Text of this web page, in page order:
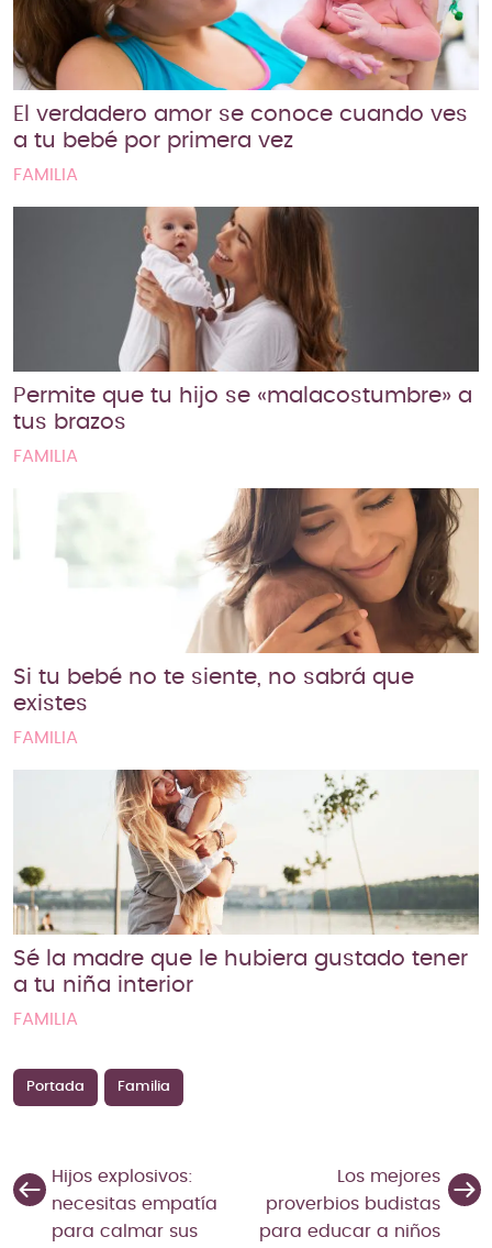
El verdadero amor se conoce cuando ves
a tu bebé por primera vez
FAMILIA
Permite que tu hijo se «malacostumbre» a
tus brazos
FAMILIA
Si tu bebé no te siente, no sabrá que
existes
FAMILIA
Sé la madre que le hubiera gustado tener
a tu niña interior
FAMILIA
Portada Familia
Hijos explosivos:
necesitas empatía
para calmar sus
Los mejores
proverbios budistas
para educar a niños